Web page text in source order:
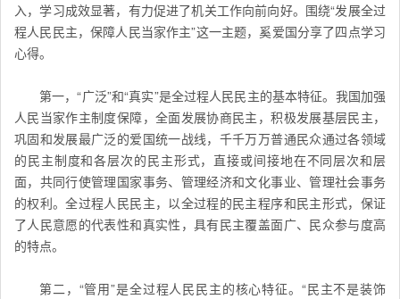
入，学习成效显著，有力促进了机关工作向前向好。围绕“发展全过
程人民民主，保障人民当家作主”这一主题，奚爱国分享了四点学习
心得。
第一，“广泛”和“真实”是全过程人民民主的基本特征。我国加强
人民当家作主制度保障，全面发展协商民主，积极发展基层民主，
巩固和发展最广泛的爱国统一战线，千千万万普通民众通过各领域
的民主制度和各层次的民主形式，直接或间接地在不同层次和层
面，共同行使管理国家事务、管理经济和文化事业、管理社会事务
的权利。全过程人民民主，以全过程的民主程序和民主形式，保证
了人民意愿的代表性和真实性，具有民主覆盖面广、民众参与度高
的特点。
第二，“管用”是全过程人民民主的核心特征。“民主不是装饰